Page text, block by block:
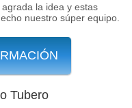
la idea y estas
nuestro súper equipo.
Tubero